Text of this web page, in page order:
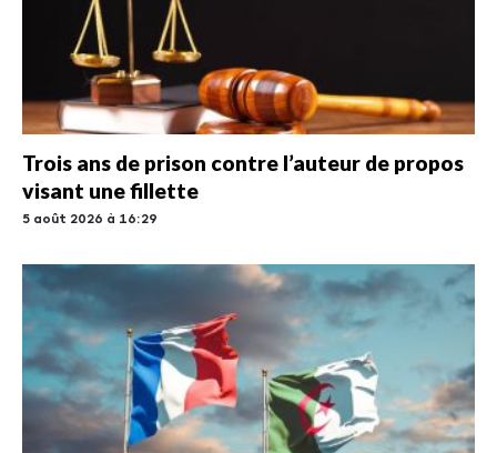
Trois ans de prison contre l’auteur de propos
visant une fillette
5 août 2026 à 16:29